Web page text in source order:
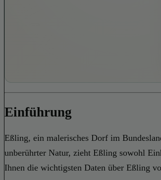
Einführung
Eßling, ein malerisches Dorf im
unberührter Natur, zieht Eßling sowohl
Ihnen die wichtigsten Daten über Eßling